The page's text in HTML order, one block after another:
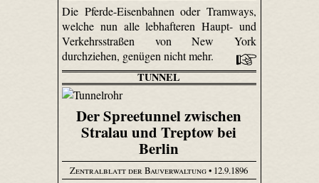
Die Pferde-Eisenbahnen oder Tramways,
welche nun alle lebhafteren Haupt- und
Verkehrsstraßen von New York
durchziehen, genügen nicht mehr.
TUNNEL
Der Spreetunnel zwischen
Stralau und Treptow bei
Berlin
Zentralblatt der Bauverwaltung• 12.9.1896